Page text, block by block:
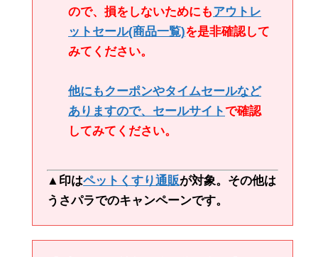
ので、損をしないためにもアウトレ
ットセール(商品一覧)を是非確認して
みてください。
他にもクーポンやタイムセールなど
ありますので、 セールサイトで確認
してみてください。
▲印はペットくすり通販が対象。その他は
うさパラでのキャンペーンです。